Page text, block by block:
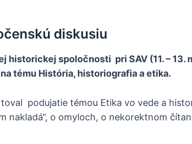
diskusiu
historickej spoločnosti pri SAV (11. – 13.
tému História, historiografia a etika.
podujatie témou Etika vo vede a
nakladá“, o omyloch, o nekorektnom